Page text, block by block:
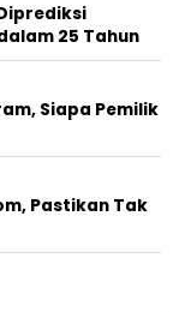
25 Tahun
Siapa Pemilik
Pastikan Tak